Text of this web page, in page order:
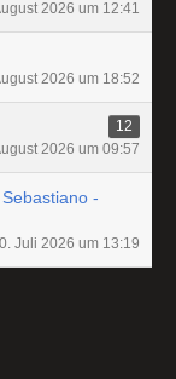
2026 um 12:41
2026 um 18:52
12
2026 um 09:57
-
Juli 2026 um 13:19